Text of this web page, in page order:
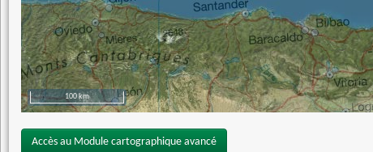
100 km
Accès au Module cartographique avancé